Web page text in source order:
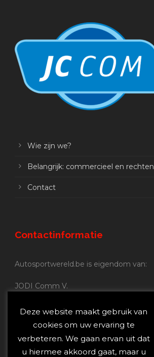
Wie zijn we?
Belangrijk: commercieel en rechten
Contact
Contactinformatie
Autosportwereld.be is eigendom van:
JODI Comm V.
Nijverheidsstraat 70
2160 Wommelgem
Autosportwereld.be:
Redactie:joost@autosportwereld.be
Deze website maakt gebruik van
cookies om uw ervaring te
verbeteren. We gaan ervan uit dat
u hiermee akkoord gaat, maar u